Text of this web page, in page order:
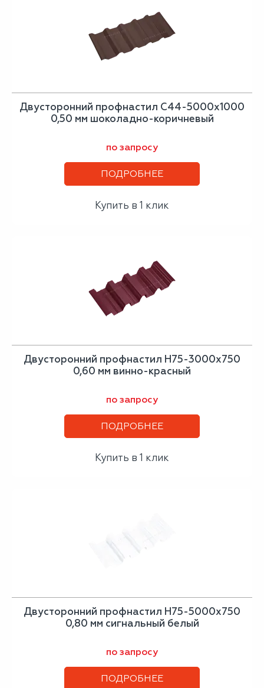
Двусторонний профнастил С44-5000х1000
0,50 мм шоколадно-коричневый
по запросу
ПОДРОБНЕЕ
Купить в 1 клик
Двусторонний профнастил Н75-3000х750
0,60 мм винно-красный
по запросу
ПОДРОБНЕЕ
Купить в 1 клик
Двусторонний профнастил Н75-5000х750
0,80 мм сигнальный белый
по запросу
ПОДРОБНЕЕ